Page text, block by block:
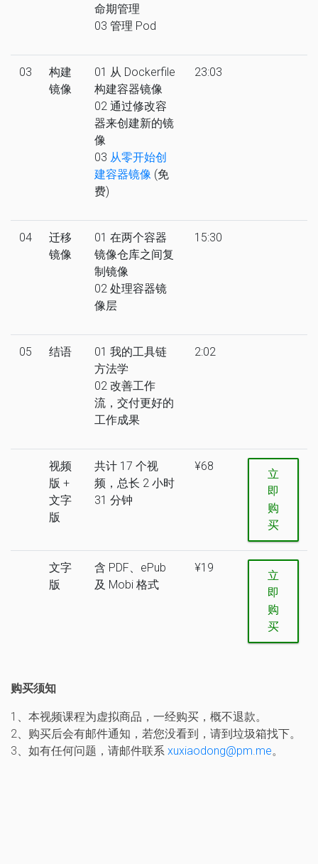
命期管理
03 管理 Pod
03
构建
镜像
01 从 Dockerfile
构建容器镜像
02 通过修改容
器来创建新的镜
像
03 从零开始创
建容器镜像 (免
费)
23:03
04
迁移
镜像
01 在两个容器
镜像仓库之间复
制镜像
02 处理容器镜
像层
15:30
05 结语
01 我的工具链
方法学
02 改善工作
流，交付更好的
工作成果
2:02
视频
版 +
文字
版
共计 17 个视
频，总长 2 小时
31 分钟
¥68
立
即
购
买
文字
版
含 PDF、ePub
及 Mobi 格式
¥19
立
即
购
买
购买须知
1、本视频课程为虚拟商品，一经购买，概不退款。
2、购买后会有邮件通知，若您没看到，请到垃圾箱找下。
3、如有任何问题，请邮件联系 xuxiaodong@pm.me。